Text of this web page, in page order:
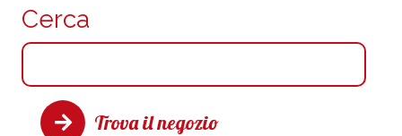
Cerca
Trova il negozio